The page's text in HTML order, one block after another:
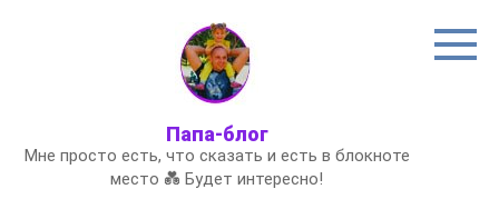
Папа-блог
Мне просто есть, что сказать и есть в блокноте
место 💑 Будет интересно!